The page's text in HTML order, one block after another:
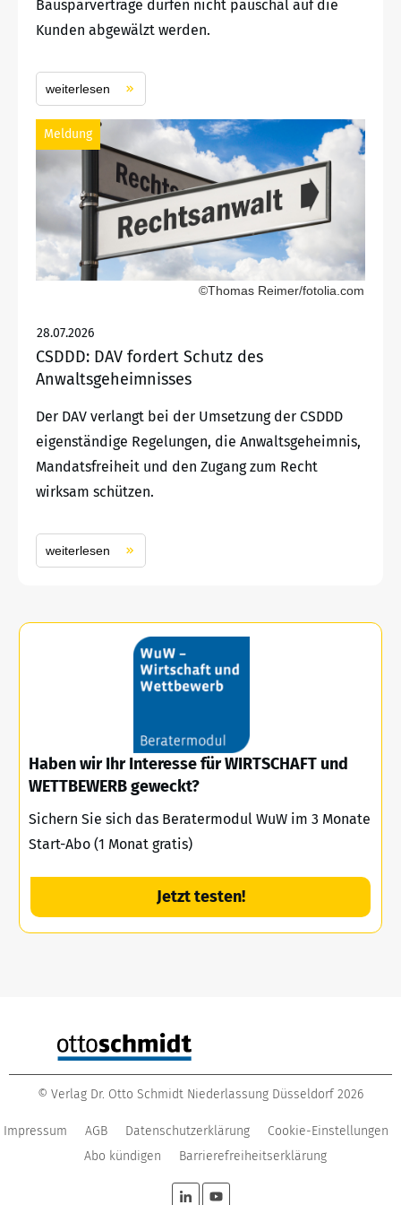
Bausparverträge dürfen nicht pauschal auf die
Kunden abgewälzt werden.
weiterlesen
Meldung
©Thomas Reimer/fotolia.com
28.07.2026
CSDDD: DAV fordert Schutz des
Anwaltsgeheimnisses
Der DAV verlangt bei der Umsetzung der CSDDD
eigenständige Regelungen, die Anwaltsgeheimnis,
Mandatsfreiheit und den Zugang zum Recht
wirksam schützen.
weiterlesen
Haben wir Ihr Interesse für WIRTSCHAFT und
WETTBEWERB geweckt?
Sichern Sie sich das Beratermodul WuW im 3 Monate
Start-Abo (1 Monat gratis)
Jetzt testen!
© Verlag Dr. Otto Schmidt Niederlassung Düsseldorf 2026
Impressum AGB Datenschutzerklärung
Cookie-Einstellungen
Abo kündigen
Barrierefreiheitserklärung